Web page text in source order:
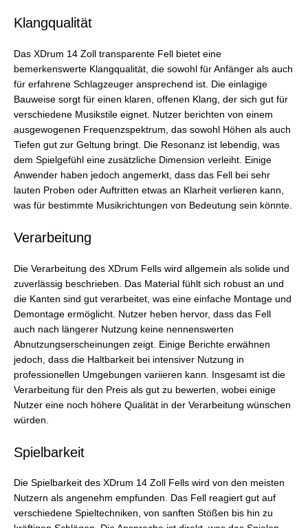
Klangqualität
Das XDrum 14 Zoll transparente Fell bietet eine
bemerkenswerte Klangqualität, die sowohl für Anfänger als auch
für erfahrene Schlagzeuger ansprechend ist. Die einlagige
Bauweise sorgt für einen klaren, offenen Klang, der sich gut für
verschiedene Musikstile eignet. Nutzer berichten von einem
ausgewogenen Frequenzspektrum, das sowohl Höhen als auch
Tiefen gut zur Geltung bringt. Die Resonanz ist lebendig, was
dem Spielgefühl eine zusätzliche Dimension verleiht. Einige
Anwender haben jedoch angemerkt, dass das Fell bei sehr
lauten Proben oder Auftritten etwas an Klarheit verlieren kann,
was für bestimmte Musikrichtungen von Bedeutung sein könnte.
Verarbeitung
Die Verarbeitung des XDrum Fells wird allgemein als solide und
zuverlässig beschrieben. Das Material fühlt sich robust an und
die Kanten sind gut verarbeitet, was eine einfache Montage und
Demontage ermöglicht. Nutzer heben hervor, dass das Fell
auch nach längerer Nutzung keine nennenswerten
Abnutzungserscheinungen zeigt. Einige Berichte erwähnen
jedoch, dass die Haltbarkeit bei intensiver Nutzung in
professionellen Umgebungen variieren kann. Insgesamt ist die
Verarbeitung für den Preis als gut zu bewerten, wobei einige
Nutzer eine noch höhere Qualität in der Verarbeitung wünschen
würden.
Spielbarkeit
Die Spielbarkeit des XDrum 14 Zoll Fells wird von den meisten
Nutzern als angenehm empfunden. Das Fell reagiert gut auf
verschiedene Spieltechniken, von sanften Stößen bis hin zu